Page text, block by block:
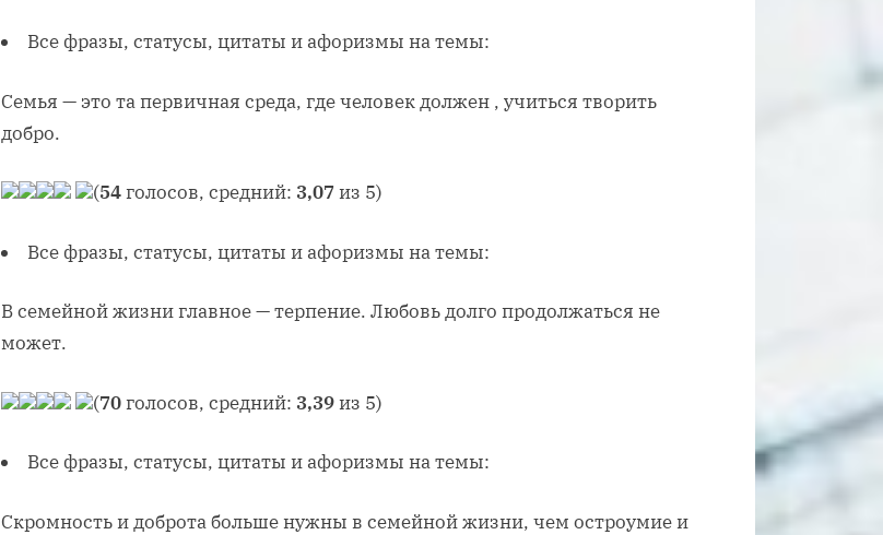
Все фразы, статусы, цитаты и афоризмы на темы:
Семья — это та первичная среда, где человек должен , учиться творить
добро.
(54голосов, средний: 3,07из 5)
Все фразы, статусы, цитаты и афоризмы на темы:
В семейной жизни главное — терпение. Любовь долго продолжаться не
может.
(70голосов, средний: 3,39из 5)
Все фразы, статусы, цитаты и афоризмы на темы:
Скромность и доброта больше нужны в семейной жизни, чем остроумие и